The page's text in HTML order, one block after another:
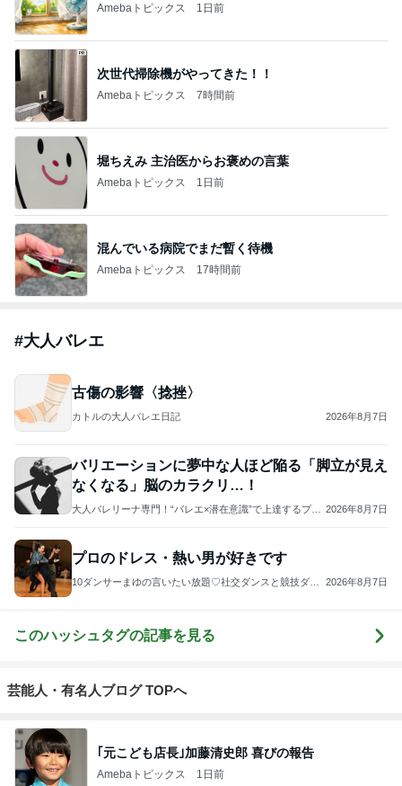
Amebaトピックス 1日前
次世代掃除機がやってきた！！
Amebaトピックス 7時間前
堀ちえみ 主治医からお褒めの言葉
Amebaトピックス 1日前
混んでいる病院でまだ暫く待機
Amebaトピックス 17時間前
#大人バレエ
古傷の影響〈捻挫〉
カトルの大人バレエ日記 2026年8月7日
バリエーションに夢中な人ほど陥る「脚立が見え
なくなる」脳のカラクリ…！
大人バレリーナ専門！“バレエ×潜在意識”で上達するプラ
2026年8月7日
プロのドレス・熱い男が好きです
10ダンサーまゆの言いたい放題♡社交ダンスと競技ダン
2026年8月7日
このハッシュタグの記事を見る
芸能人・有名人ブログ TOPへ
｢元こども店長｣加藤清史郎 喜びの報告
Amebaトピックス 1日前